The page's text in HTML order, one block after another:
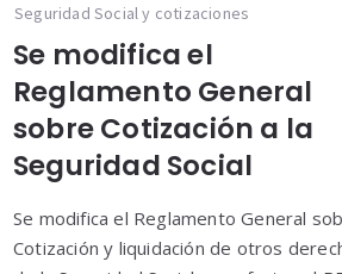
Seguridad Social y cotizaciones
Se modifica el
Reglamento General
sobre Cotización a la
Seguridad Social
Se modifica el Reglamento General
Cotización y liquidación de otros